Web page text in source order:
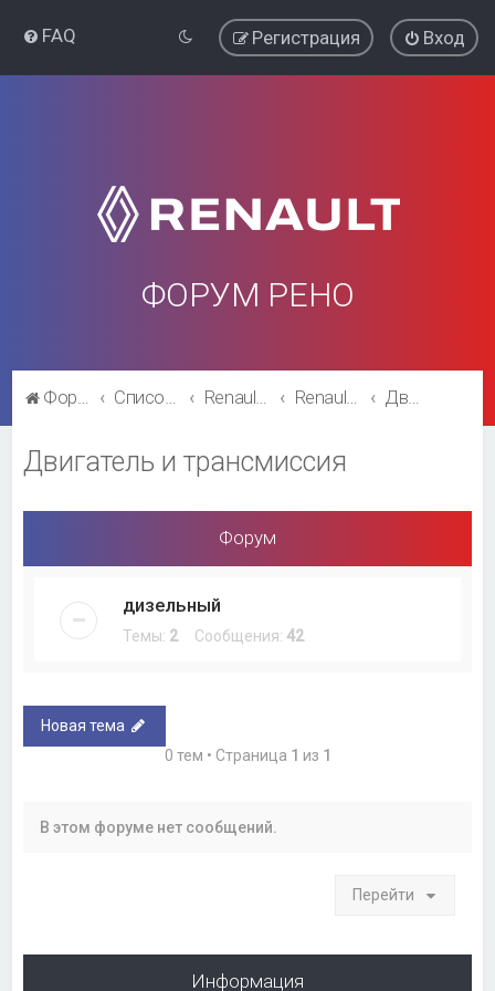
FAQ Вход
Регистрация
ФОРУМ РЕНО
Форум Рено Список форумов Renault Clio Renault Clio Двигатель и трансмиссия
Двигатель и трансмиссия
Форум
дизельный
Темы: 2Сообщения:42
Новая тема
0 тем • Страница 1 из 1
В этом форуме нет сообщений.
Перейти
Информация